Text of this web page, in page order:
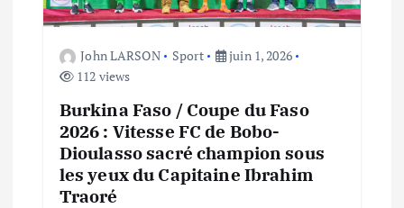
John LARSON Sport
juin 1, 2026
112 views
Burkina Faso / Coupe du Faso
2026 : Vitesse FC de Bobo-
Dioulasso sacré champion sous
les yeux du Capitaine Ibrahim
Traoré